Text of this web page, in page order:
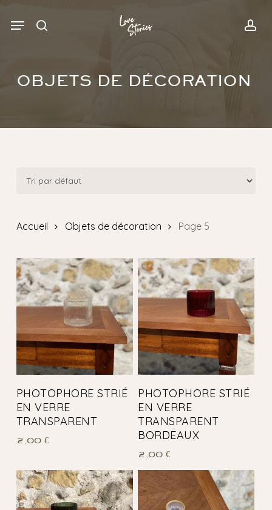
search
Menu
OBJETS DE DÉCORATION
Accueil Objets de décoration Page 5
PHOTOPHORE STRIÉ
EN VERRE
TRANSPARENT
2,00 €
PHOTOPHORE STRIÉ
EN VERRE
TRANSPARENT
BORDEAUX
2,00€